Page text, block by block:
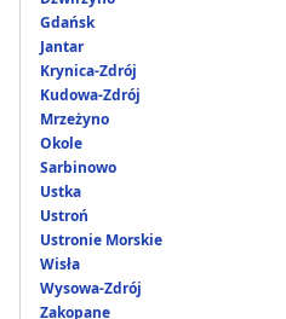
Gdańsk
Jantar
Krynica-Zdrój
Kudowa-Zdrój
Mrzeżyno
Okole
Sarbinowo
Ustka
Ustroń
Ustronie Morskie
Wisła
Wysowa-Zdrój
Zakopane